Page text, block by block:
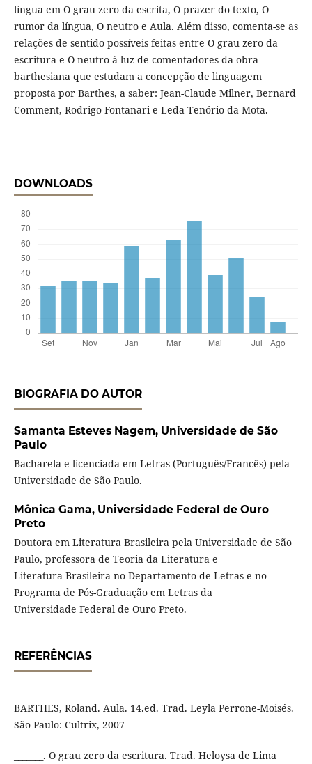
língua em O grau zero da escrita, O prazer do texto, O
rumor da língua, O neutro e Aula. Além disso, comenta-se as
relações de sentido possíveis feitas entre O grau zero da
escritura e O neutro à luz de comentadores da obra
barthesiana que estudam a concepção de linguagem
proposta por Barthes, a saber: Jean-Claude Milner, Bernard
Comment, Rodrigo Fontanari e Leda Tenório da Mota.
DOWNLOADS
BIOGRAFIA DO AUTOR
Samanta Esteves Nagem, Universidade de São
Paulo
Bacharela e licenciada em Letras (Português/Francês) pela
Universidade de São Paulo.
Mônica Gama, Universidade Federal de Ouro
Preto
Doutora em Literatura Brasileira pela Universidade de São
Paulo, professora de Teoria da Literatura e
Literatura Brasileira no Departamento de Letras e no
Programa de Pós-Graduação em Letras da
Universidade Federal de Ouro Preto.
REFERÊNCIAS
BARTHES, Roland. Aula. 14.ed. Trad. Leyla Perrone-Moisés.
São Paulo: Cultrix, 2007
_______. O grau zero da escritura. Trad. Heloysa de Lima